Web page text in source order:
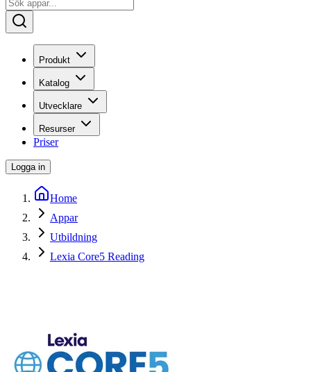
Produkt
Katalog
Utvecklare
Resurser
Priser
Logga in
Home
Appar
Utbildning
Lexia Core5 Reading